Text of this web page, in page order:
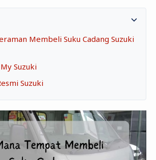
Membeli Suku Cadang Suzuki
Suzuki
Suzuki